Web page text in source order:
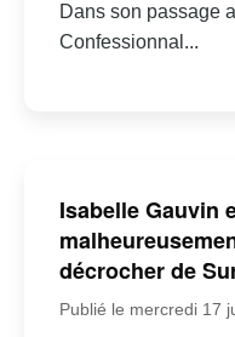
Dans son passage
Confessionnal...
Isabelle Gauvin
décrocher de
Publié le mercredi 17